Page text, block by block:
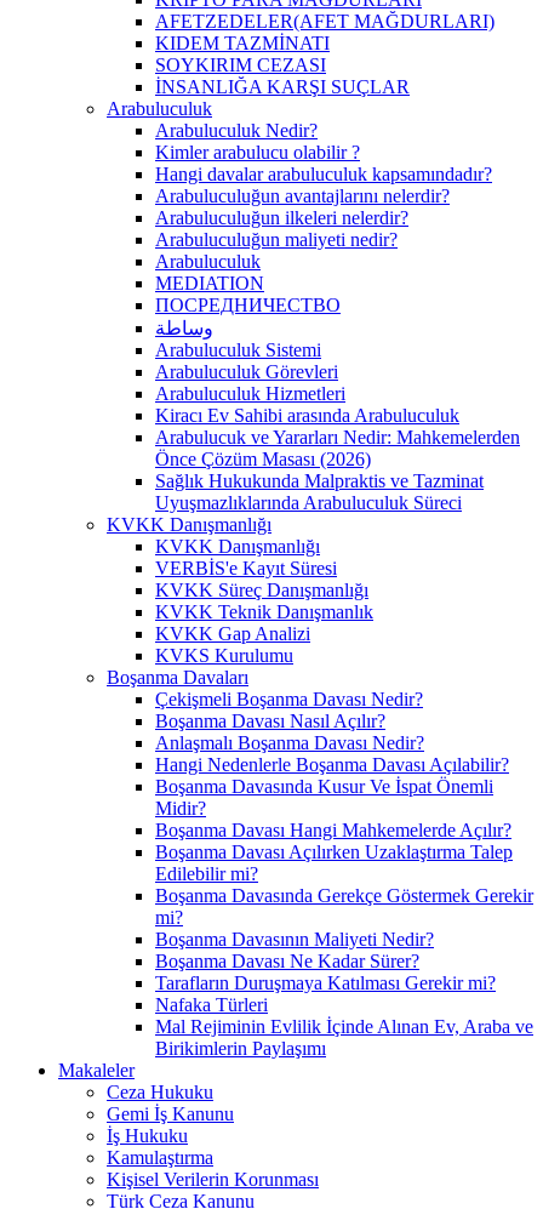
AFETZEDELER(AFET MAĞDURLARI)
KIDEM TAZMİNATI
SOYKIRIM CEZASI
İNSANLIĞA KARŞI SUÇLAR
Arabuluculuk
Arabuluculuk Nedir?
Kimler arabulucu olabilir ?
Hangi davalar arabuluculuk kapsamındadır?
Arabuluculuğun avantajlarını nelerdir?
Arabuluculuğun ilkeleri nelerdir?
Arabuluculuğun maliyeti nedir?
Arabuluculuk
MEDIATION
ПОСРЕДНИЧЕСТВО
وساطة
Arabuluculuk Sistemi
Arabuluculuk Görevleri
Arabuluculuk Hizmetleri
Kiracı Ev Sahibi arasında Arabuluculuk
Arabulucuk ve Yararları Nedir: Mahkemelerden
Önce Çözüm Masası (2026)
Sağlık Hukukunda Malpraktis ve Tazminat
Uyuşmazlıklarında Arabuluculuk Süreci
KVKK Danışmanlığı
KVKK Danışmanlığı
VERBİS'e Kayıt Süresi
KVKK Süreç Danışmanlığı
KVKK Teknik Danışmanlık
KVKK Gap Analizi
KVKS Kurulumu
Boşanma Davaları
Çekişmeli Boşanma Davası Nedir?
Boşanma Davası Nasıl Açılır?
Anlaşmalı Boşanma Davası Nedir?
Hangi Nedenlerle Boşanma Davası Açılabilir?
Boşanma Davasında Kusur Ve İspat Önemli
Midir?
Boşanma Davası Hangi Mahkemelerde Açılır?
Boşanma Davası Açılırken Uzaklaştırma Talep
Edilebilir mi?
Boşanma Davasında Gerekçe Göstermek Gerekir
mi?
Boşanma Davasının Maliyeti Nedir?
Boşanma Davası Ne Kadar Sürer?
Tarafların Duruşmaya Katılması Gerekir mi?
Nafaka Türleri
Mal Rejiminin Evlilik İçinde Alınan Ev, Araba ve
Birikimlerin Paylaşımı
Makaleler
Ceza Hukuku
Gemi İş Kanunu
İş Hukuku
Kamulaştırma
Kişisel Verilerin Korunması
Türk Ceza Kanunu